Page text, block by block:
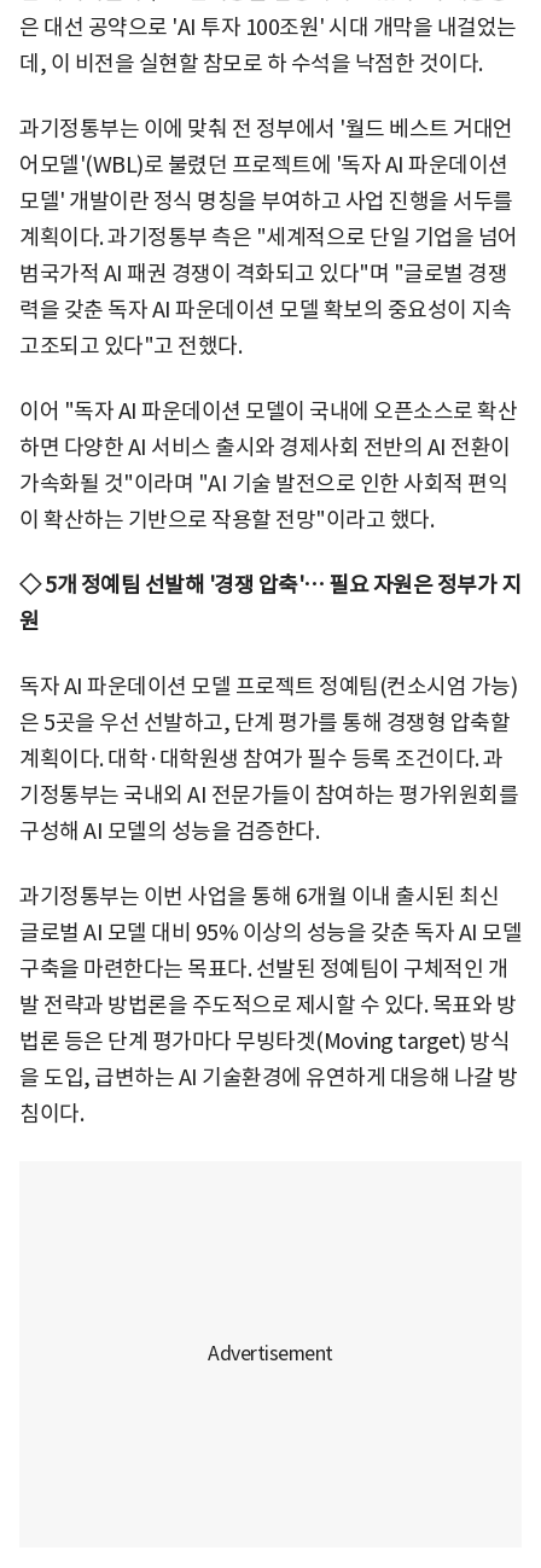
은 대선 공약으로 'AI 투자 100조원' 시대 개막을 내걸었는
데, 이 비전을 실현할 참모로 하 수석을 낙점한 것이다.
과기정통부는 이에 맞춰 전 정부에서 '월드 베스트 거대언
어모델'(WBL)로 불렸던 프로젝트에 '독자 AI 파운데이션
모델' 개발이란 정식 명칭을 부여하고 사업 진행을 서두를
계획이다. 과기정통부 측은 "세계적으로 단일 기업을 넘어
범국가적 AI 패권 경쟁이 격화되고 있다"며 "글로벌 경쟁
력을 갖춘 독자 AI 파운데이션 모델 확보의 중요성이 지속
고조되고 있다"고 전했다.
이어 "독자 AI 파운데이션 모델이 국내에 오픈소스로 확산
하면 다양한 AI 서비스 출시와 경제사회 전반의 AI 전환이
가속화될 것"이라며 "AI 기술 발전으로 인한 사회적 편익
이 확산하는 기반으로 작용할 전망"이라고 했다.
◇ 5개 정예팀 선발해 '경쟁 압축'… 필요 자원은 정부가 지
원
독자 AI 파운데이션 모델 프로젝트 정예팀(컨소시엄 가능)
은 5곳을 우선 선발하고, 단계 평가를 통해 경쟁형 압축할
계획이다. 대학·대학원생 참여가 필수 등록 조건이다. 과
기정통부는 국내외 AI 전문가들이 참여하는 평가위원회를
구성해 AI 모델의 성능을 검증한다.
과기정통부는 이번 사업을 통해 6개월 이내 출시된 최신
글로벌 AI 모델 대비 95% 이상의 성능을 갖춘 독자 AI 모델
구축을 마련한다는 목표다. 선발된 정예팀이 구체적인 개
발 전략과 방법론을 주도적으로 제시할 수 있다. 목표와 방
법론 등은 단계 평가마다 무빙타겟(Moving target) 방식
을 도입, 급변하는 AI 기술환경에 유연하게 대응해 나갈 방
침이다.